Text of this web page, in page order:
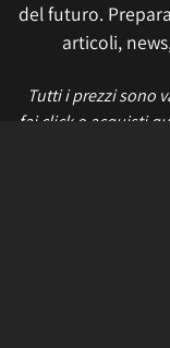
del futuro.
articoli,
Tutti i prezzi sono
fai click o acquisti